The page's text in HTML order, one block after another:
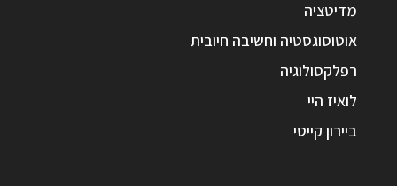
מדיטציה
אוטוסוגסטיה וחשיבה חיובית
רפלקסולוגיה
לואיז היי
ביירון קייטי